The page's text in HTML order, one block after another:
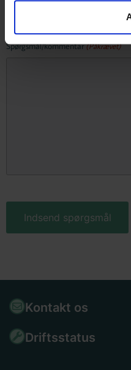
Spørgsmål/kommentar (Påkrævet)
Kontakt os
Driftsstatus